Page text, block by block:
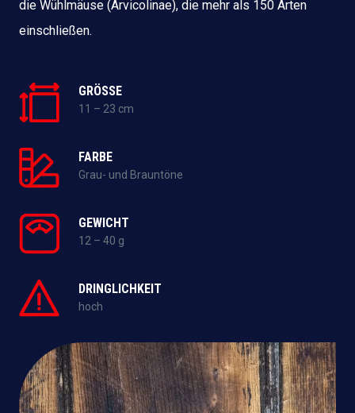
die Wühlmäuse (Arvicolinae), die mehr als 150 Arten
einschließen.
GRÖSSE
11 – 23 cm
FARBE
Grau- und Brauntöne
GEWICHT
12 – 40 g
DRINGLICHKEIT
hoch